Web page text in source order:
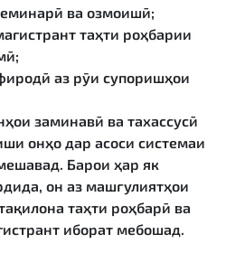
ва озмоишӣ;
таҳти роҳбарии
аз рӯи супоришҳои
заминавӣ ва тахассусӣ
онҳо дар асоси системаи
Барои ҳар як
он аз машғулиятҳои
таҳти роҳбарӣ ва
иборат мебошад.